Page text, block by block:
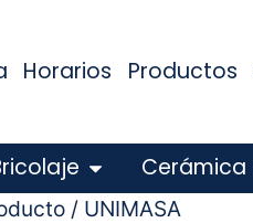
Horarios Productos
Cerámica
/ UNIMASA